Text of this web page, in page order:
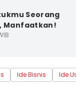
Seorang
Manfaatkan!
Ide Bisnis
Ide